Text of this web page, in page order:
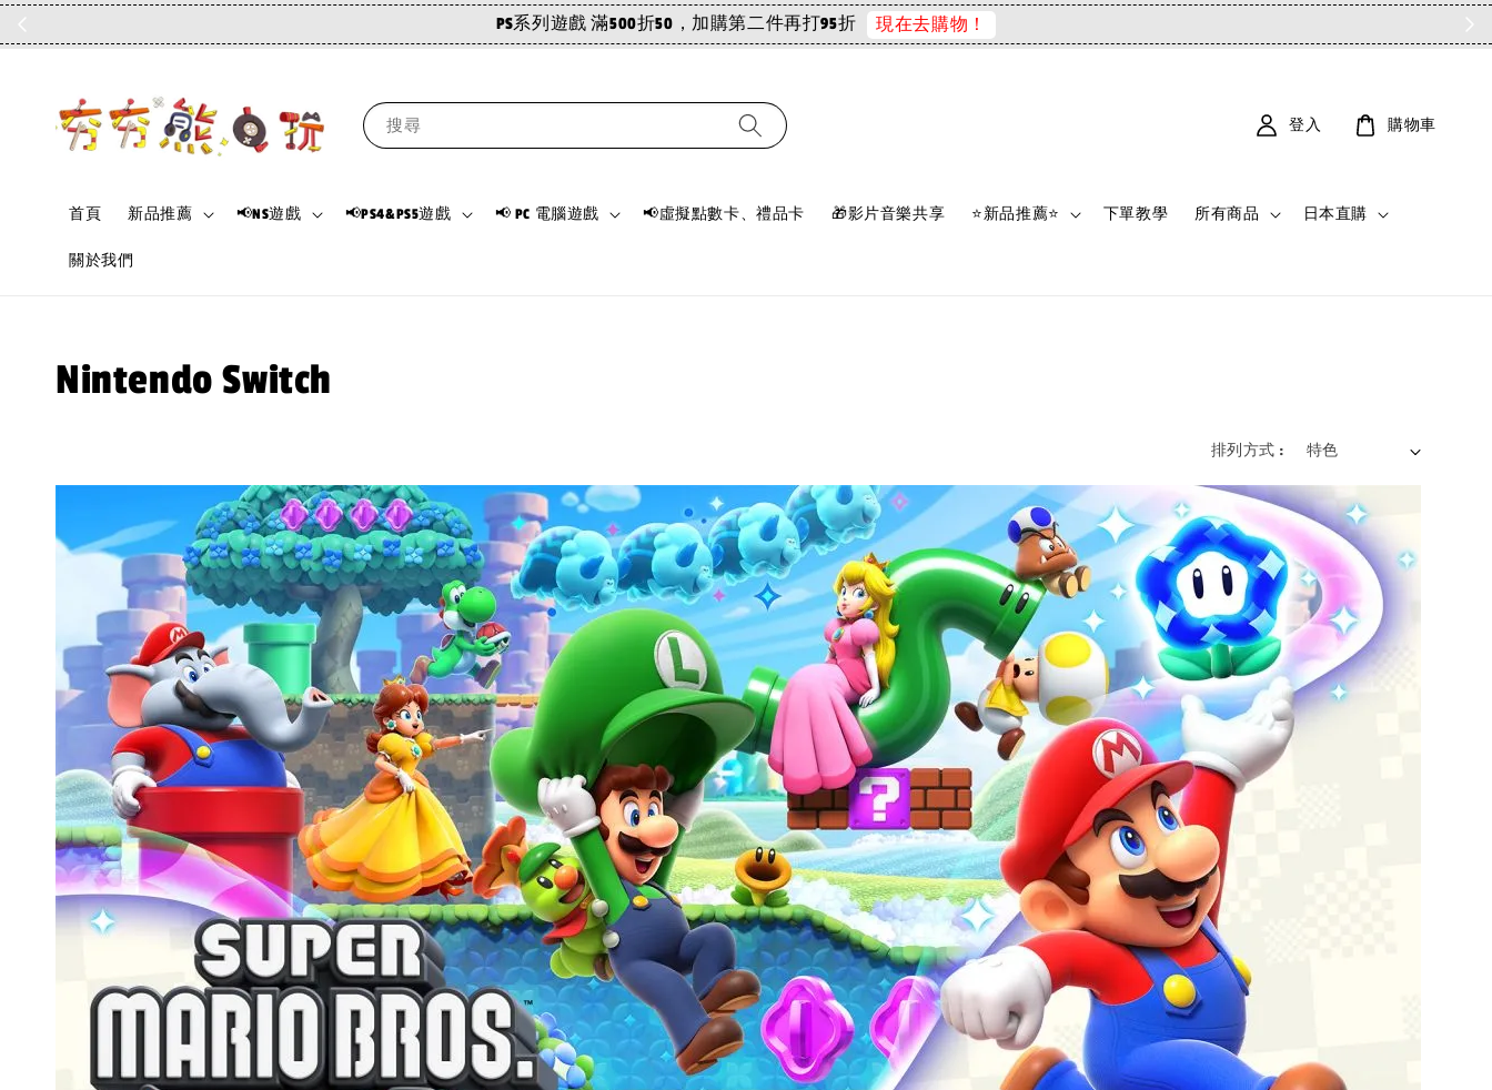
PS系列遊戲 滿500折50，加購第二件再打95折 現在去購物！
搜尋
首頁 新品推薦 📢NS遊戲 📢PS4&PS5遊戲 📢 PC 電腦遊戲 📢虛擬點數卡、禮品卡 🎁影片音樂共享 ⭐新品推薦⭐ 下單教學 所有商品 日本直購
關於我們
登入 購物車
Nintendo Switch
排列方式 :